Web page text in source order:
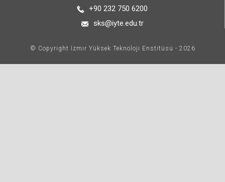
+90 232 750 6200
sks@iyte.edu.tr
© Copyright İzmir Yüksek Teknoloji Enstitüsü - 2026